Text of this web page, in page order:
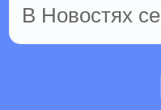
В Новостях